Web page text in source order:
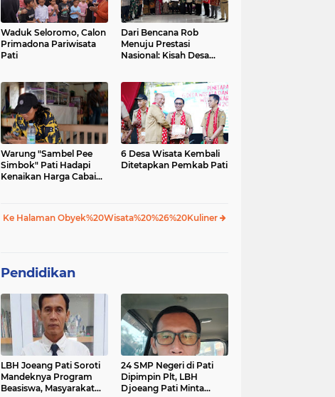
Waduk Seloromo, Calon
Primadona Pariwisata
Pati
Dari Bencana Rob
Menuju Prestasi
Nasional: Kisah Desa
Warung "Sambel Pee
Simbok" Pati Hadapi
Kenaikan Harga Cabai
6 Desa Wisata Kembali
Ditetapkan Pemkab Pati
Ke Halaman Obyek%20Wisata%20%26%20Kuliner
Pendidikan
LBH Joeang Pati Soroti
Mandeknya Program
Beasiswa, Masyarakat
24 SMP Negeri di Pati
Dipimpin Plt, LBH
Djoeang Pati Minta